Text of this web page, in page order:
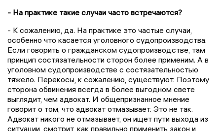
- На практике такие случаи часто встречаются?
- К сожалению, да. На практике это частые случаи,
особенно что касается уголовного судопроизводства.
Если говорить о гражданском судопроизводстве, там
принцип состязательности сторон более применим. А в
уголовном судопроизводстве с состязательностью
тяжело. Перекосы, к сожалению, существуют. Поэтому
сторона обвинения всегда в более выгодном свете
выглядит, чем адвокат. И общепризнанное мнение
говорит о том, что адвокат отмазывает. Это не так.
Адвокат никого не отмазывает, он ищет пути выхода из
ситуации, смотрит, как правильно применить закон и